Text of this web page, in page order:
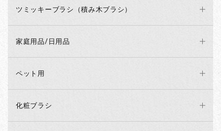
ツミッキーブラシ（積み木ブラシ）
家庭用品/日用品
ペット用
化粧ブラシ